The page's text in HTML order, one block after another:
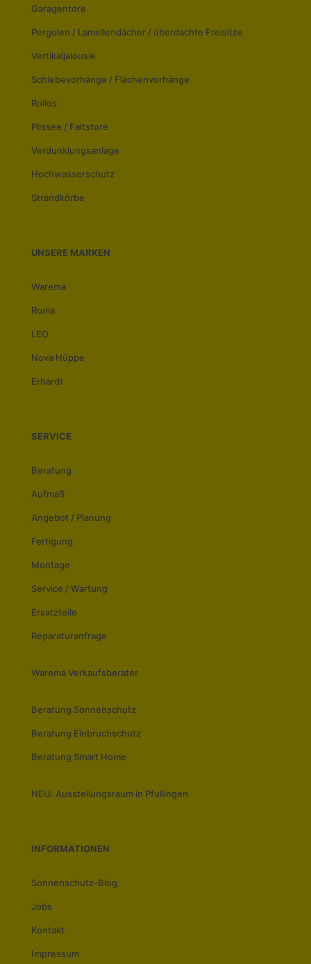
Garagentore
Pergolen / Lamellendächer / überdachte Freisitze
Vertikaljalousie
Schiebevorhänge / Flächenvorhänge
Rollos
Plissee / Faltstore
Verdunklungsanlage
Hochwasserschutz
Strandkörbe
UNSERE MARKEN
Warema
Roma
LEO
Nova Hüppe
Erhardt
SERVICE
Beratung
Aufmaß
Angebot / Planung
Fertigung
Montage
Service / Wartung
Ersatzteile
Reparaturanfrage
Warema Verkaufsberater
Beratung Sonnenschutz
Beratung Einbruchschutz
Beratung Smart Home
NEU: Ausstellungsraum in Pfullingen
INFORMATIONEN
Sonnenschutz-Blog
Jobs
Kontakt
Impressum